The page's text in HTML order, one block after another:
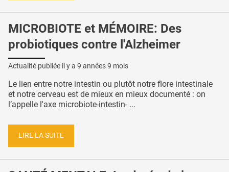
MICROBIOTE et MÉMOIRE: Des
probiotiques contre l'Alzheimer
Actualité publiée il y a 9 années 9 mois
Le lien entre notre intestin ou plutôt notre flore intestinale
et notre cerveau est de mieux en mieux documenté : on
l’appelle l'axe microbiote-intestin- ...
LIRE LA SUITE